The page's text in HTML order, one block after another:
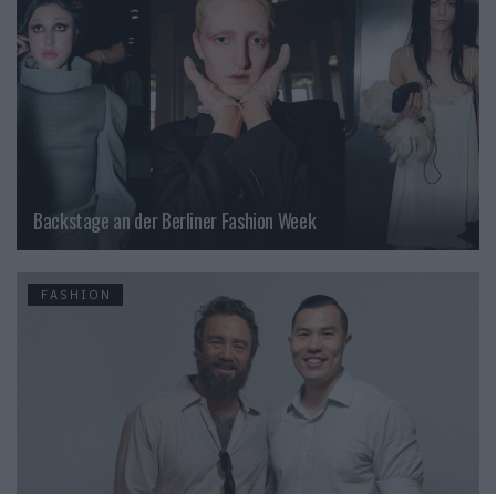
Backstage an der Berliner Fashion Week
FASHION